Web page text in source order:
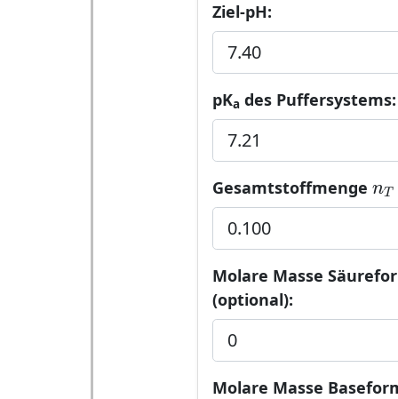
Ziel-pH:
pKades Puffersystems:
Gesamtstoffmenge nT
Molare Masse
(optional):
Molare Masse